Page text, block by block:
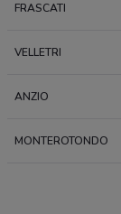
FRASCATI
VELLETRI
ANZIO
MONTEROTONDO